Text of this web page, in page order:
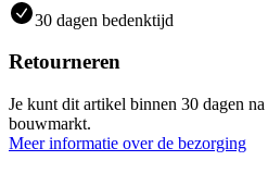
30 dagen bedenktijd
Retourneren
Je kunt dit artikel binnen 30 dagen
bouwmarkt.
Meer informatie over de bezorging